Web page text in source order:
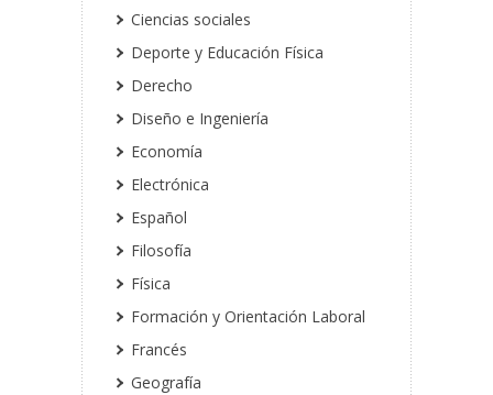
Ciencias sociales
Deporte y Educación Física
Derecho
Diseño e Ingeniería
Economía
Electrónica
Español
Filosofía
Física
Formación y Orientación Laboral
Francés
Geografía